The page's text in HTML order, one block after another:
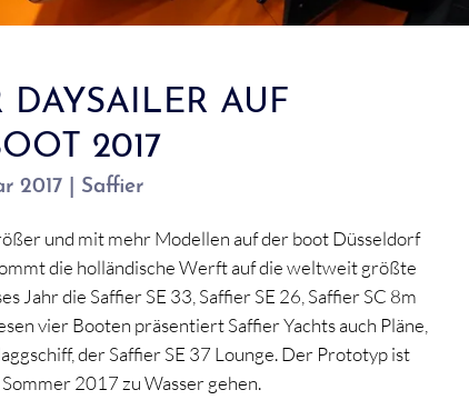
DAYSAILER AUF
2017
2017 | Saffier
und mit mehr Modellen auf der boot Düsseldorf
die holländische Werft auf die weltweit größte
Jahr die Saffier SE 33, Saffier SE 26, Saffier SC 8m
vier Booten präsentiert Saffier Yachts auch Pläne,
der Saffier SE 37 Lounge. Der Prototyp ist
2017 zu Wasser gehen.